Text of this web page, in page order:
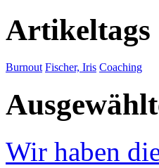
Artikeltags
Burnout Fischer, Iris Coaching
Wir haben